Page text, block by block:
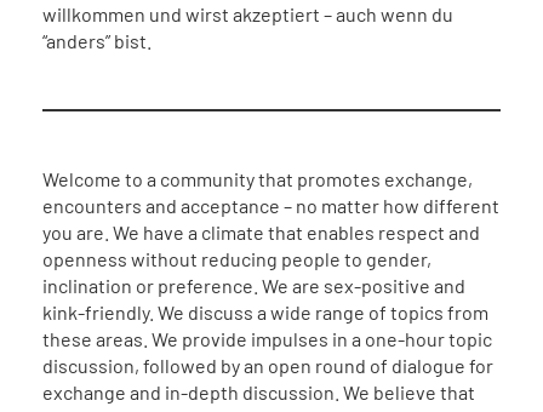
willkommen und wirst akzeptiert – auch wenn du
“anders” bist.
Welcome to a community that promotes exchange,
encounters and acceptance – no matter how different
you are. We have a climate that enables respect and
openness without reducing people to gender,
inclination or preference. We are sex-positive and
kink-friendly. We discuss a wide range of topics from
these areas. We provide impulses in a one-hour topic
discussion, followed by an open round of dialogue for
exchange and in-depth discussion. We believe that